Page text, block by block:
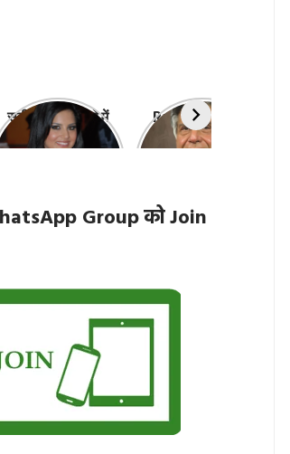
सनी लियोन के बारे में
10 बातें जो आप नहीं
Sunny Leone
Ratan Tata: रतन
टाटा के जीवन से जुड़ी
Group को Join